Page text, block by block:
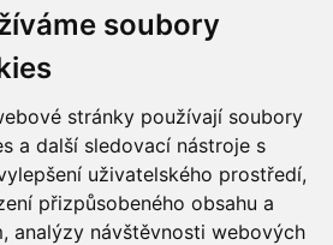
soubory
stránky používají soubory
a další sledovací nástroje s
uživatelského prostředí,
přizpůsobeného obsahu a
analýzy návštěvnosti webových